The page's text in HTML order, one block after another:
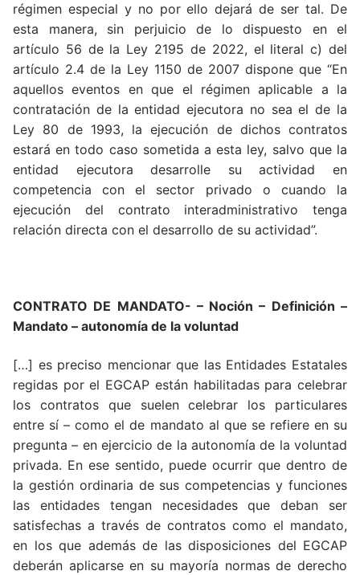
régimen especial y no por ello dejará de ser tal. De
esta manera, sin perjuicio de lo dispuesto en el
artículo 56 de la Ley 2195 de 2022, el literal c) del
artículo 2.4 de la Ley 1150 de 2007 dispone que “En
aquellos eventos en que el régimen aplicable a la
contratación de la entidad ejecutora no sea el de la
Ley 80 de 1993, la ejecución de dichos contratos
estará en todo caso sometida a esta ley, salvo que la
entidad ejecutora desarrolle su actividad en
competencia con el sector privado o cuando la
ejecución del contrato interadministrativo tenga
relación directa con el desarrollo de su actividad”.
CONTRATO DE MANDATO- – Noción – Definición –
Mandato – autonomía de la voluntad
[…] es preciso mencionar que las Entidades Estatales
regidas por el EGCAP están habilitadas para celebrar
los contratos que suelen celebrar los particulares
entre sí – como el de mandato al que se refiere en su
pregunta – en ejercicio de la autonomía de la voluntad
privada. En ese sentido, puede ocurrir que dentro de
la gestión ordinaria de sus competencias y funciones
las entidades tengan necesidades que deban ser
satisfechas a través de contratos como el mandato,
en los que además de las disposiciones del EGCAP
deberán aplicarse en su mayoría normas de derecho